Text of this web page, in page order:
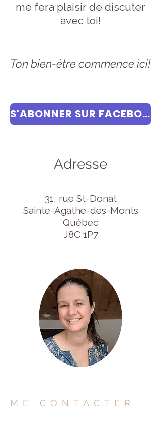
me fera plaisir de discuter
avec toi!
Ton bien-être commence ici!
S'ABONNER SUR FACEBOOK
Adresse
31, rue St-Donat
Sainte-Agathe-des-Monts
Québec
J8C 1P7
ME CONTACTER